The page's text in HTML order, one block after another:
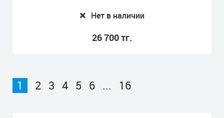
Нет в наличии
26 700 тг.
1 2 3 4 5 6 ... 16